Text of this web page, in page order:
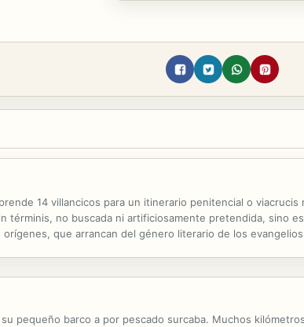
14 villancicos para un itinerario penitencial o
términis, no buscada ni artificiosamente pretendida, sino
que arrancan del género literario de los
pequeño barco a por pescado surcaba. Muchos